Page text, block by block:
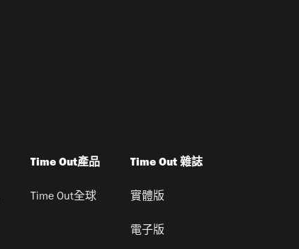
Time Out產品
Time Out全球
Time Out 雜誌
實體版
電子版